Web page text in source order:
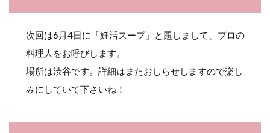
次回は6月4日に「妊活スープ」と題しまして、プロの
料理人をお呼びします。
場所は渋谷です。詳細はまたおしらせしますので楽し
みにしていて下さいね！